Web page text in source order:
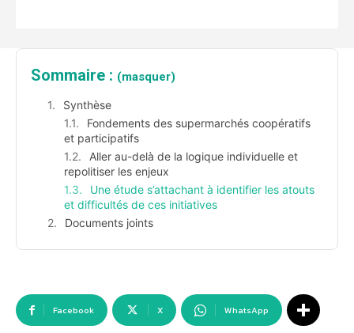
Sommaire : (masquer)
Synthèse
Fondements des supermarchés coopératifs
et participatifs
Aller au-delà de la logique individuelle et
repolitiser les enjeux
Une étude s’attachant à identifier les atouts
et difficultés de ces initiatives
Documents joints
Facebook X WhatsApp